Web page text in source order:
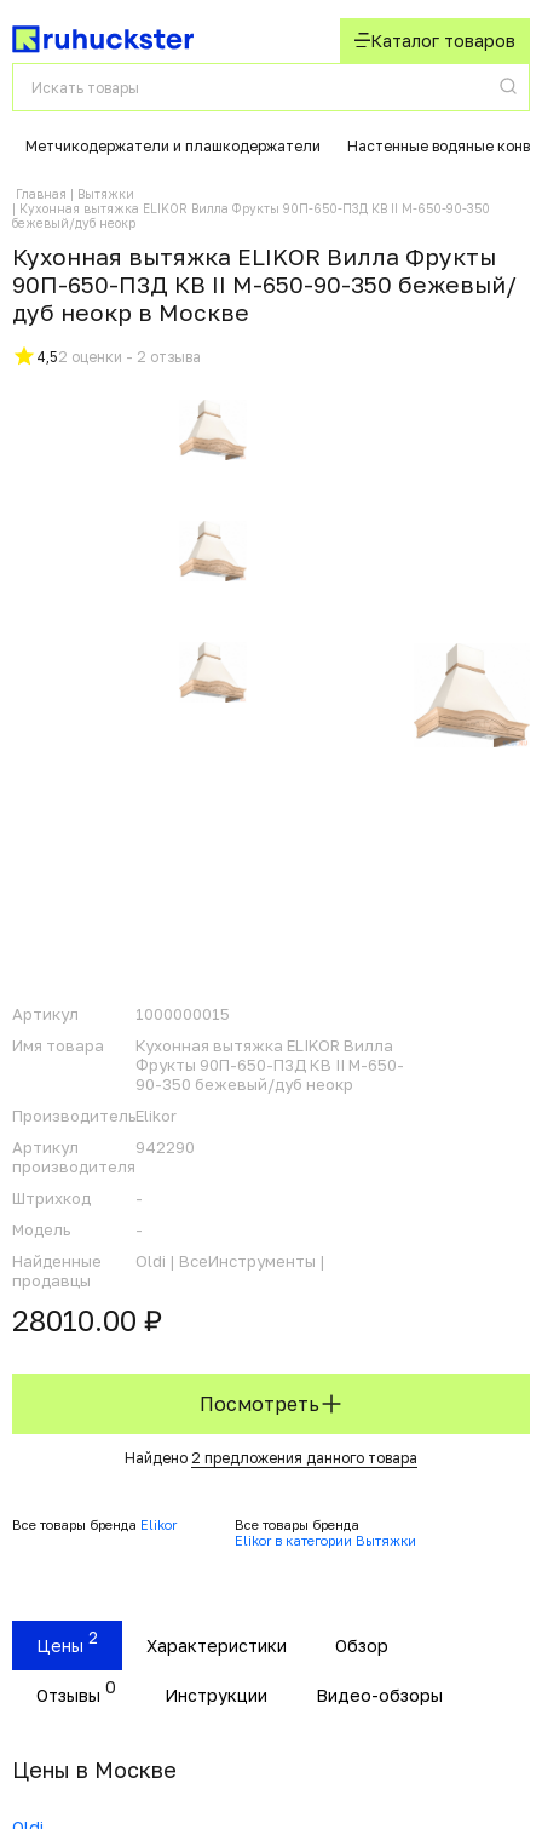
Каталог товаров
Метчикодержатели и плашкодержатели Настенные водяные
Главная
Вытяжки
Кухонная вытяжка ELIKOR Вилла Фрукты 90П-650-П3Д КВ II М-650-90-350
бежевый/дуб неокр
Кухонная вытяжка ELIKOR Вилла Фрукты
90П-650-П3Д КВ II М-650-90-350 бежевый/
дуб неокр в Москвe
4,52 оценки - 2 отзыва
Артикул
1000000015
Имя товара
Кухонная вытяжка ELIKOR Вилла
Фрукты 90П-650-П3Д КВ II М-650-
90-350 бежевый/дуб неокр
ПроизводительElikor
Артикул
производителя
942290
Штрихкод
-
Модель
-
Найденные
продавцы
Oldi | ВсеИнструменты |
28010.00 ₽
Посмотреть
Найдено 2 предложения данного товара
Все товары бренда Elikor
Все товары бренда
Elikor в категории Вытяжки
Цены 2 Характеристики Обзор
Отзывы 0 Инструкции Видео-обзоры
Цены в Москвe